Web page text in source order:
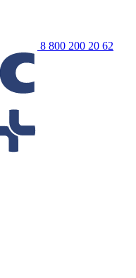
8 800 200 20 62